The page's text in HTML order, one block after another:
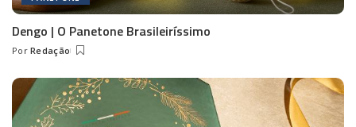
Dengo | O Panetone Brasileiríssimo
Posted
Por Redação